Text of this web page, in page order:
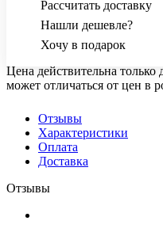
Рассчитать доставку
Нашли дешевле?
Хочу в подарок
Цена действительна только
может отличаться от цен в
Отзывы
Характеристики
Оплата
Доставка
Отзывы